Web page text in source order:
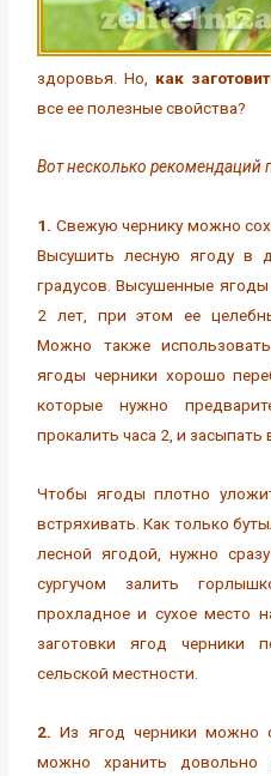
здоровья. Но, как
все ее полезные свойства?
Вот несколько рекомендаций
1. Свежую чернику можно
Высушить лесную ягоду в
градусов. Высушенные
2 лет, при этом ее
Можно также
ягоды черники хорошо
которые нужно
прокалить часа 2, и засыпать
Чтобы ягоды плотно
встряхивать. Как только
лесной ягодой, нужно
сургучом залить
прохладное и сухое место
заготовки ягод черники
сельской местности.
2.Из ягод черники можно
можно хранить довольно